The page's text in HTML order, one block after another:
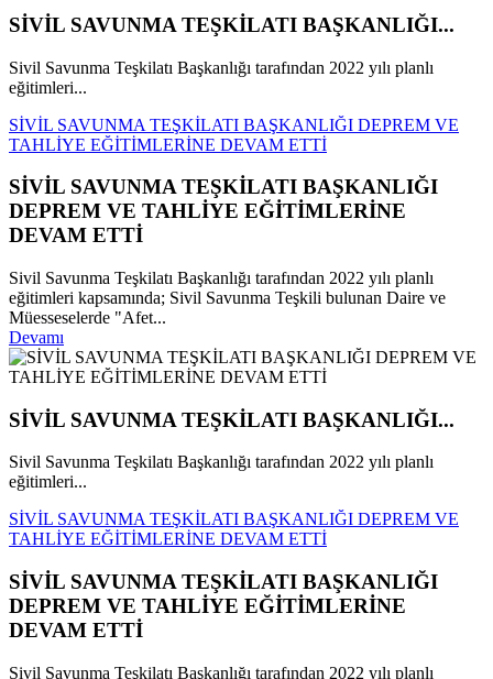
SİVİL SAVUNMA TEŞKİLATI BAŞKANLIĞI...
Sivil Savunma Teşkilatı Başkanlığı tarafından 2022 yılı planlı
eğitimleri...
SİVİL SAVUNMA TEŞKİLATI BAŞKANLIĞI DEPREM VE
TAHLİYE EĞİTİMLERİNE DEVAM ETTİ
SİVİL SAVUNMA TEŞKİLATI BAŞKANLIĞI
DEPREM VE TAHLİYE EĞİTİMLERİNE
DEVAM ETTİ
Sivil Savunma Teşkilatı Başkanlığı tarafından 2022 yılı planlı
eğitimleri kapsamında; Sivil Savunma Teşkili bulunan Daire ve
Müesseselerde "Afet...
Devamı
SİVİL SAVUNMA TEŞKİLATI BAŞKANLIĞI...
Sivil Savunma Teşkilatı Başkanlığı tarafından 2022 yılı planlı
eğitimleri...
SİVİL SAVUNMA TEŞKİLATI BAŞKANLIĞI DEPREM VE
TAHLİYE EĞİTİMLERİNE DEVAM ETTİ
SİVİL SAVUNMA TEŞKİLATI BAŞKANLIĞI
DEPREM VE TAHLİYE EĞİTİMLERİNE
DEVAM ETTİ
Sivil Savunma Teşkilatı Başkanlığı tarafından 2022 yılı planlı